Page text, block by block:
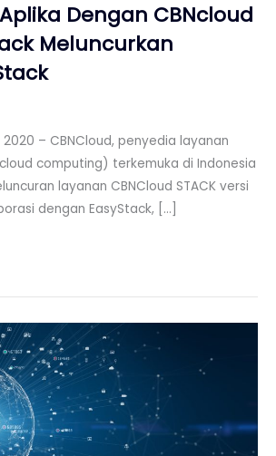
Dengan CBNcloud
Meluncurkan
2020 – CBNCloud, penyedia layanan
computing) terkemuka di Indonesia
layanan CBNCloud STACK versi
dengan EasyStack, […]